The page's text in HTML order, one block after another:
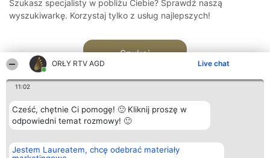
ORŁY RTV AGD Live chat
11:02
Cześć, chętnie Ci pomogę! 🙂 Kliknij proszę w
odpowiedni temat rozmowy! 🙂
Jestem Laureatem, chcę odebrać materiały
Szukasz specjalisty w pobliżu Ciebie? Sprawdź naszą
wyszukiwarkę. Korzystaj tylko z usług najlepszych!
Szukaj
Organizator plebiscytu
Bright Side Solutions sp. z o.
Plebiscyt
Laureaci
Kontakt
Kontakt